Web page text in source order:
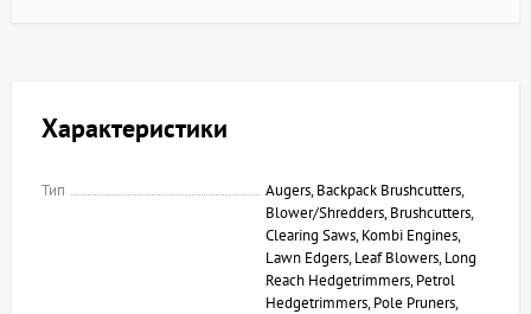
Характеристики
Тип
Augers, Backpack Brushcutters,
Blower/Shredders, Brushcutters,
Clearing Saws, Kombi Engines,
Lawn Edgers, Leaf Blowers, Long
Reach Hedgetrimmers, Petrol
Hedgetrimmers, Pole Pruners,